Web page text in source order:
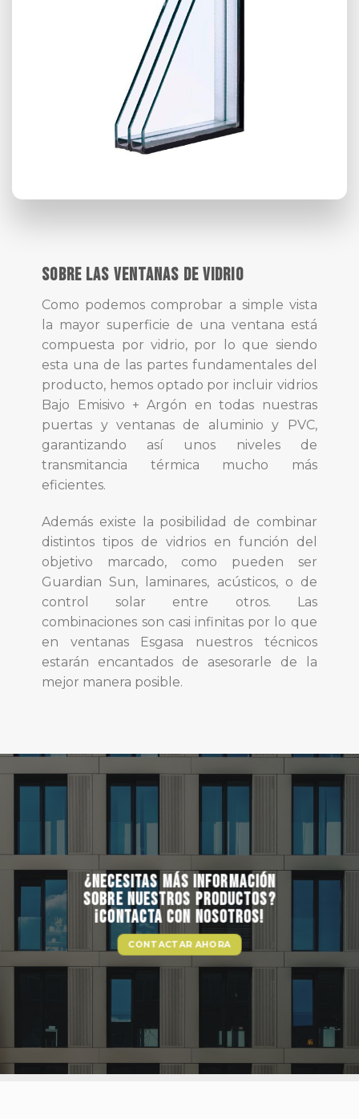
SOBRE LAS VENTANAS DE VIDRIO
Como podemos comprobar a simple vista
la mayor superficie de una ventana está
compuesta por vidrio, por lo que siendo
esta una de las partes fundamentales del
producto, hemos optado por incluir vidrios
Bajo Emisivo + Argón en todas nuestras
puertas y ventanas de aluminio y PVC,
garantizando así unos niveles de
transmitancia térmica mucho más
eficientes.
Además existe la posibilidad de combinar
distintos tipos de vidrios en función del
objetivo marcado, como pueden ser
Guardian Sun, laminares, acústicos, o de
control solar entre otros. Las
combinaciones son casi infinitas por lo que
en ventanas Esgasa nuestros técnicos
estarán encantados de asesorarle de la
mejor manera posible.
¿NECESITAS MÁS INFORMACIÓN
SOBRE NUESTROS PRODUCTOS?
¡CONTACTA CON NOSOTROS!
CONTACTAR AHORA